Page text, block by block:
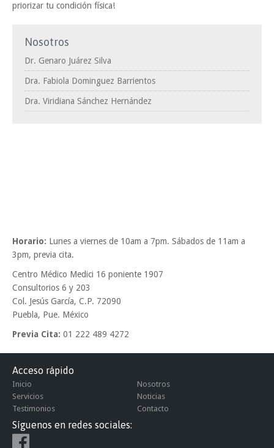
priorizar tu condición física!
Nosotros
Dr. Genaro Juárez Silva
Dra. Fabiola Dominguez Barrientos
Dra. Viridiana Sánchez Hernández
Horario: Lunes a viernes de 10am a 7pm. Sábados de 11am a
3pm, previa cita.
Centro Médico Medici 16 poniente 1907
Consultorios 6 y 203
Col. Jesús García, C.P. 72090
Puebla, Pue. México
Previa Cita: 01 222 489 4272
Acceso rápido
Inicio
Nosotros
Servicios
Noticias
Testimonios
Contacto
Síguenos en redes sociales: